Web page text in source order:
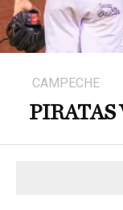
CAMPECHE
PIRATAS